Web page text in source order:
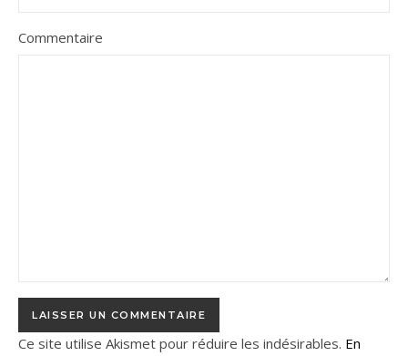
Commentaire
Ce site utilise Akismet pour réduire les indésirables. En